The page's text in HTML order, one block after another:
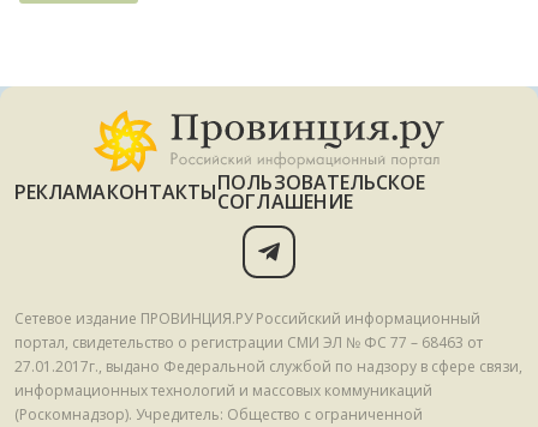
РЕКЛАМАКОНТАКТЫПОЛЬЗОВАТЕЛЬСКОЕ
СОГЛАШЕНИЕ
Сетевое издание ПРОВИНЦИЯ.РУ Российский информационный
портал, свидетельство о регистрации СМИ ЭЛ № ФС 77 – 68463 от
27.01.2017г., выдано Федеральной службой по надзору в сфере связи,
информационных технологий и массовых коммуникаций
(Роскомнадзор). Учредитель: Общество с ограниченной